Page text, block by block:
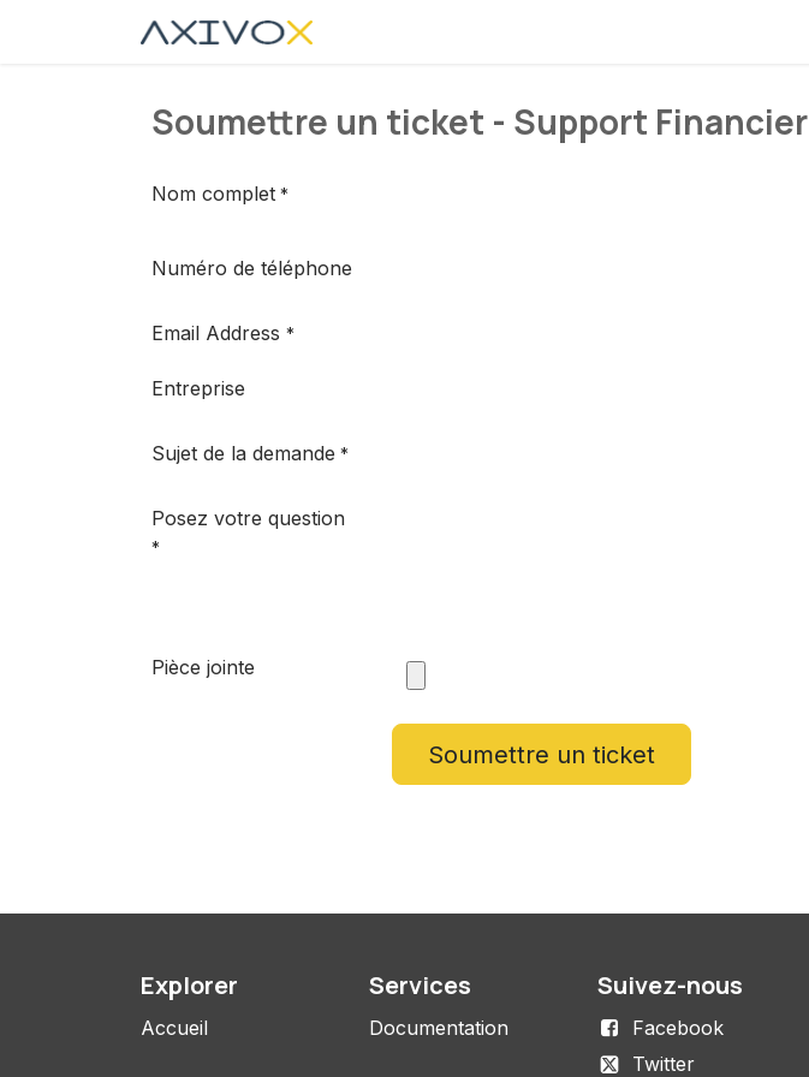
Soumettre un ticket - Support Financier
Nom complet *
Numéro de téléphone
Email Address *
Entreprise
Sujet de la demande *
Posez votre question
*
Pièce jointe
Soumettre un ticket
Explorer
Accueil
Services
Documentation
Suivez-nous
Facebook
Twitter